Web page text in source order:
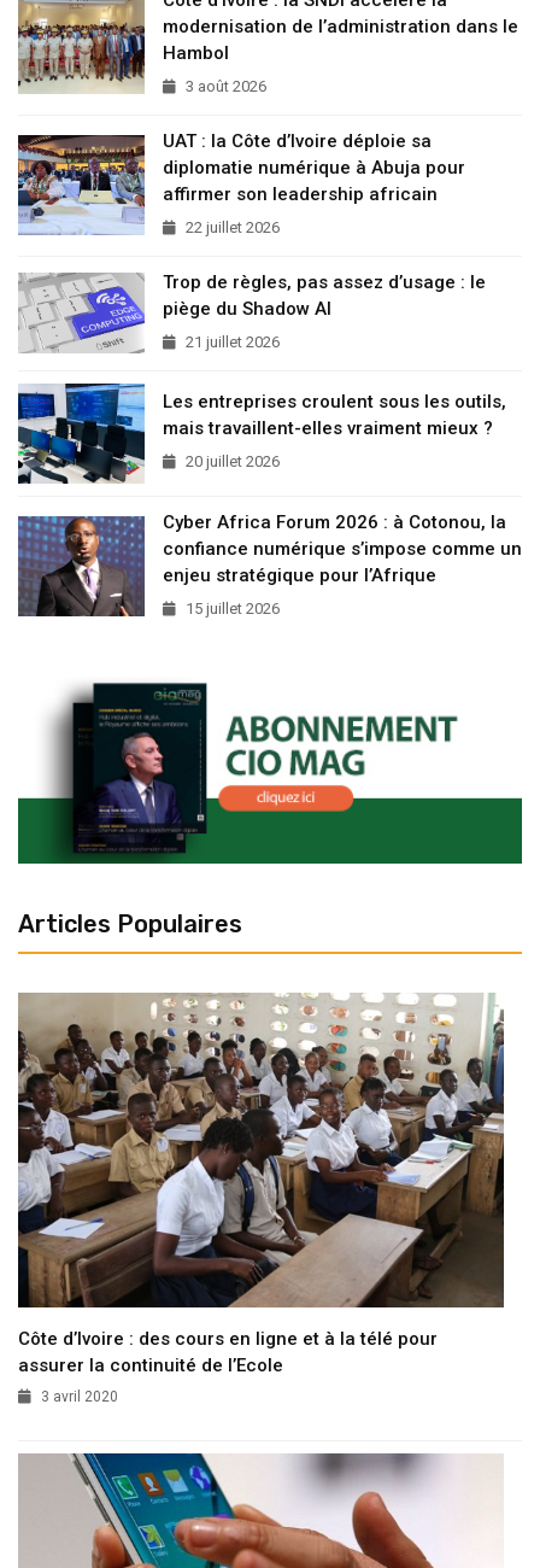
modernisation de l’administration dans le
Hambol
3 août 2026
UAT : la Côte d’Ivoire déploie sa
diplomatie numérique à Abuja pour
affirmer son leadership africain
22 juillet 2026
Trop de règles, pas assez d’usage : le
piège du Shadow AI
21 juillet 2026
Les entreprises croulent sous les outils,
mais travaillent-elles vraiment mieux ?
20 juillet 2026
Cyber Africa Forum 2026 : à Cotonou, la
confiance numérique s’impose comme un
enjeu stratégique pour l’Afrique
15 juillet 2026
Articles Populaires
Côte d’Ivoire : des cours en ligne et à la télé pour
assurer la continuité de l’Ecole
3 avril 2020